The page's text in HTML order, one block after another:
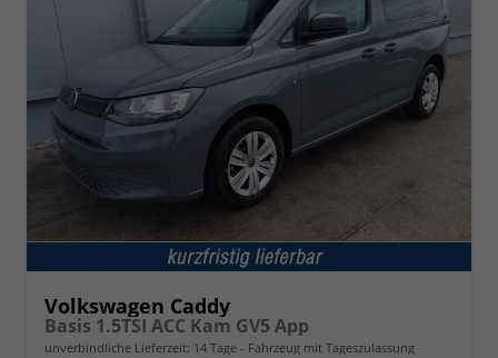
Volkswagen Caddy
Basis 1.5TSI ACC Kam GV5 App
unverbindliche Lieferzeit: 14 Tage Fahrzeug mit Tageszulassung